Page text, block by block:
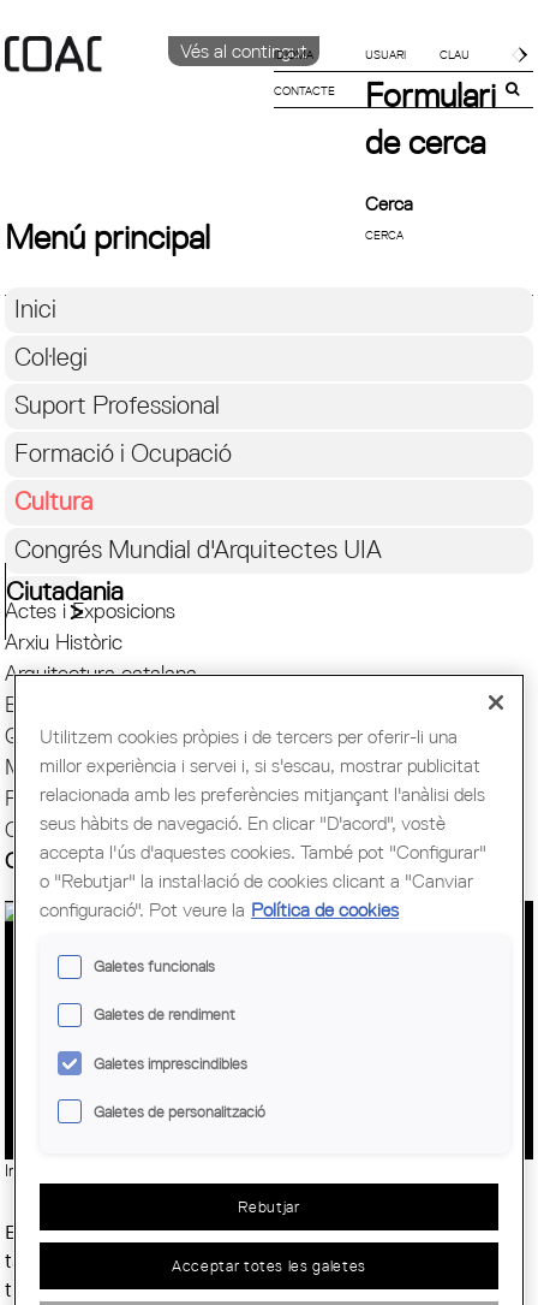
Vés al contingut
IDIOMA
CATALÀ
CONTACTE
Formulari
de cerca
Cerca
Menú principal
Inici
Col·legi
Suport Professional
Formació i Ocupació
Cultura
Congrés Mundial d'Arquitectes UIA
Ciutadania
Actes i Exposicions
Arxiu Històric
Arquitectura catalana
Biblioteca
Quaderns
Mostra d'Arquitectura
Premis Arquitec. Girona
Oficina del Paisatge
Centre Obert d'Arquitectura
EL CONGRÉS MUNDIAL
D'ARQUITECTES UIA 2026 BARCELONA
ES CLAUSURA SUPERANT LES
EXPECTATIVES AMB MÉS DE 10.000
PARTICIPANTS DE 130 PAÏSOS
Imatge:
El Congrés Mundial d'Arquitectes UIA 2026 Barcelonaha
tancat avui les portes després de cinc dies d'activitats i
tres intenses jornades de conferències, debats i intercanvi
Utilitzem cookies pròpies i de tercers per oferir-li una
millor experiència i servei i, si s'escau, mostrar publicitat
relacionada amb les preferències mitjançant l'anàlisi dels
seus hàbits de navegació. En clicar "D'acord", vostè
accepta l'ús d'aquestes cookies. També pot "Configurar"
o "Rebutjar" la instal·lació de cookies clicant a "Canviar
configuració". Pot veure la Política de cookies
Galetes funcionals
Galetes de rendiment
Galetes imprescindibles
Galetes de personalització
Rebutjar
Acceptar totes les galetes